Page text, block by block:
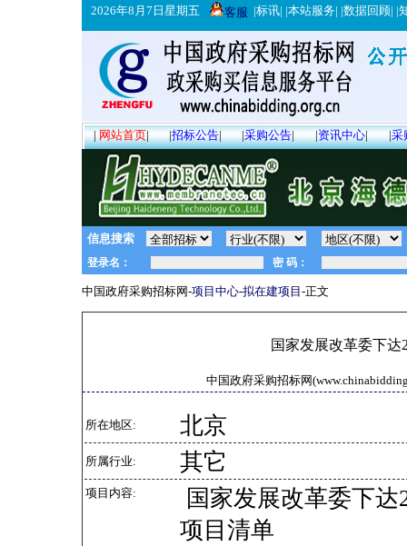
2026年8月7日星期五 客服 |标讯| |本站服务| |数据回顾| |
|网站首页| |招标公告| |采购公告| |资讯中心| |采
信息搜索
中国政府采购招标网-项目中心-拟在建项目 -正文
国家发展改革委下
中国政府采购招标网
所在地区: 北京
所属行业: 其它
项目内容:
国家发展改革委下
项目清单